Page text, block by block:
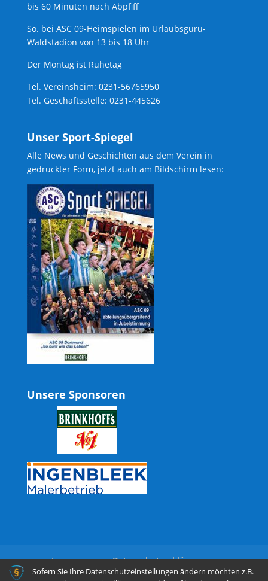
bis 60 Minuten nach Abpfiff
So. bei ASC 09-Heimspielen im Urlaubsguru-
Waldstadion von 13 bis 18 Uhr
Der Montag ist Ruhetag
Tel. Vereinsheim: 0231-56765950
Tel. Geschäftsstelle: 0231-445626
Unser Sport-Spiegel
Alle News und Geschichten aus dem Verein in
gedruckter Form, jetzt auch am Bildschirm lesen:
Unsere Sponsoren
Impressum Datenschutzerklärung
Sofern Sie Ihre Datenschutzeinstellungen ändern möchten z.B.